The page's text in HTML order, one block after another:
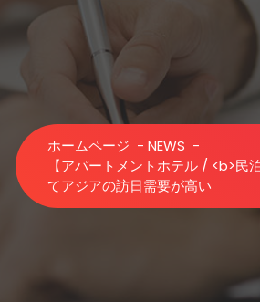
ホームページ - NEWS -
【アパートメントホテル / <b>民
てアジアの訪日需要が高い